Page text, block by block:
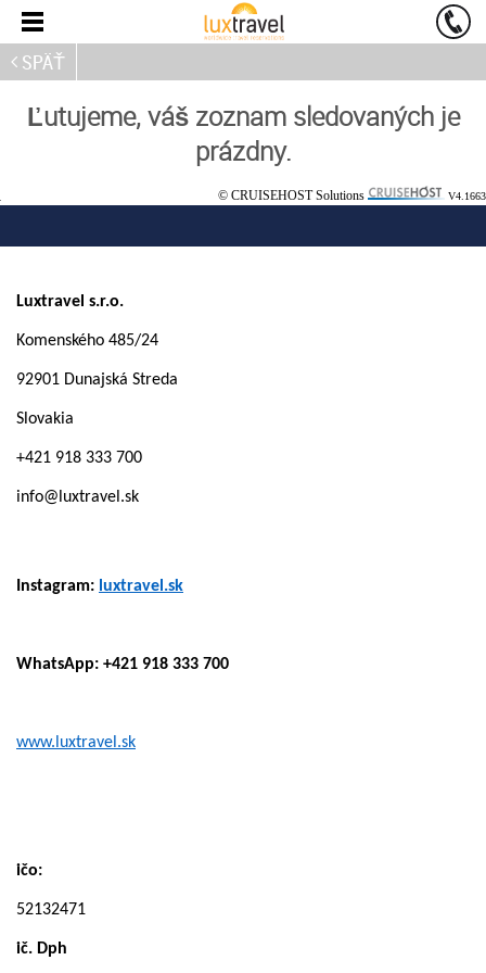
SPÄŤ
Ľutujeme, váš zoznam sledovaných je
prázdny.
© CRUISEHOST Solutions V4.1663
Luxtravel s.r.o.
Komenského 485/24
92901 Dunajská Streda
Slovakia
+421 918 333 700
info@luxtravel.sk
Instagram: luxtravel.sk
WhatsApp: +421 918 333 700
www.luxtravel.sk
ičo:
52132471
ič. Dph